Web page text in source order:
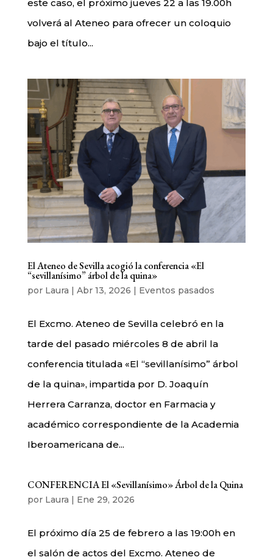
este caso, el próximo jueves 22 a las 19.00h
volverá al Ateneo para ofrecer un coloquio
bajo el título...
El Ateneo de Sevilla acogió la conferencia «El
“sevillanísimo” árbol de la quina»
por Laura | Abr 13, 2026 | Eventos pasados
El Excmo. Ateneo de Sevilla celebró en la
tarde del pasado miércoles 8 de abril la
conferencia titulada «El “sevillanísimo” árbol
de la quina», impartida por D. Joaquín
Herrera Carranza, doctor en Farmacia y
académico correspondiente de la Academia
Iberoamericana de...
CONFERENCIA El «Sevillanísimo» Árbol de la Quina
por Laura | Ene 29, 2026
El próximo día 25 de febrero a las 19:00h en
el salón de actos del Excmo. Ateneo de